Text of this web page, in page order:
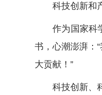
科技创新和产
作为国家科学
书，心潮澎湃：
大贡献！”
科技创新、科